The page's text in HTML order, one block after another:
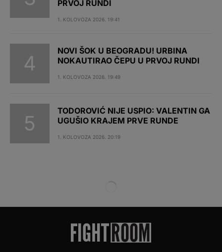
PRVOJ RUNDI
1. KOLOVOZA 2026. 19:41
NOVI ŠOK U BEOGRADU! URBINA
NOKAUTIRAO ČEPU U PRVOJ RUNDI
1. KOLOVOZA 2026. 19:49
TODOROVIĆ NIJE USPIO: VALENTIN GA
UGUŠIO KRAJEM PRVE RUNDE
1. KOLOVOZA 2026. 20:19